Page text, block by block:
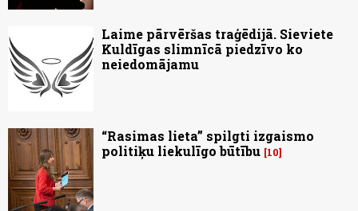
Laime pārvēršas traģēdijā. Sieviete
Kuldīgas slimnīcā piedzīvo ko
neiedomājamu
“Rasimas lieta” spilgti izgaismo
politiķu liekulīgo būtību 10